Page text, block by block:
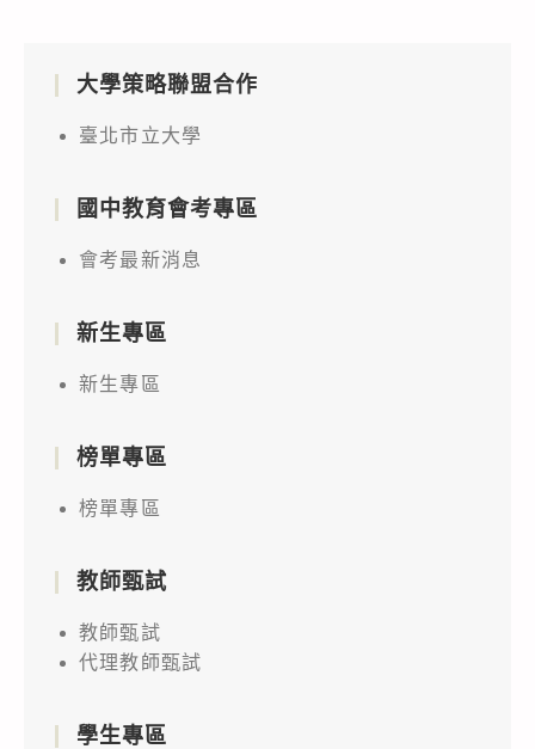
大學策略聯盟合作
臺北市立大學
國中教育會考專區
會考最新消息
新生專區
新生專區
榜單專區
榜單專區
教師甄試
教師甄試
代理教師甄試
學生專區